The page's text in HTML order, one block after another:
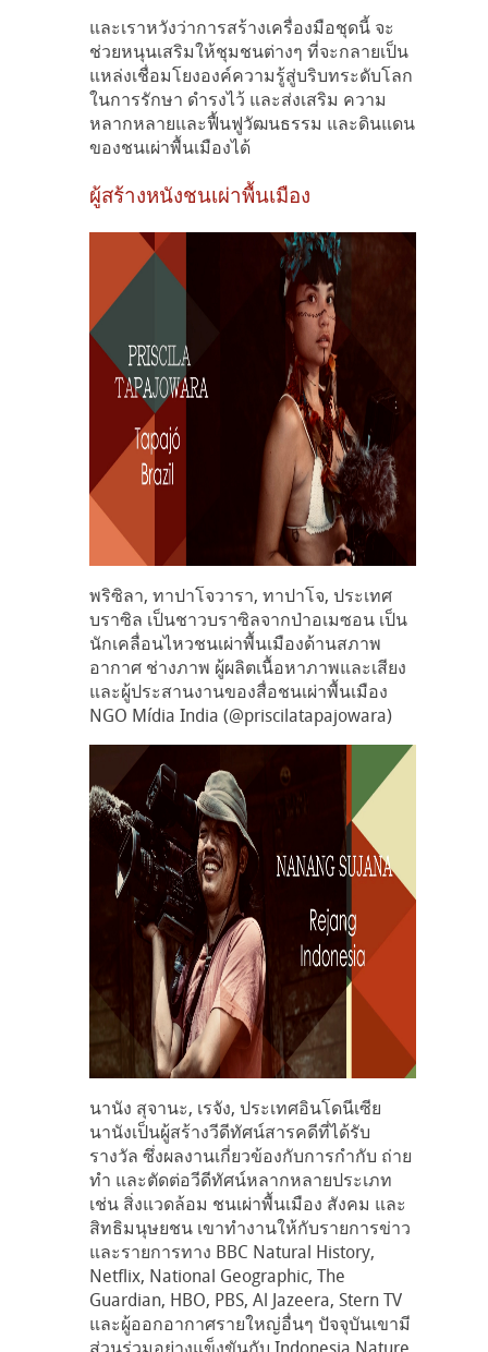
และเราหวังว่าการสร้างเครื่องมือชุดนี้ จะ
ช่วยหนุนเสริมให้ชุมชนต่างๆ ที่จะกลายเป็น
แหล่งเชื่อมโยงองค์ความรู้สู่บริบทระดับโลก
ในการรักษา ดำรงไว้ และส่งเสริม ความ
หลากหลายและฟื้นฟูวัฒนธรรม และดินแดน
ของชนเผ่าพื้นเมืองได้
ผู้สร้างหนังชนเผ่าพื้นเมือง
พริซิลา, ทาปาโจวารา, ทาปาโจ, ประเทศ
บราซิล เป็นชาวบราซิลจากป่าอเมซอน เป็น
นักเคลื่อนไหวชนเผ่าพื้นเมืองด้านสภาพ
อากาศ ช่างภาพ ผู้ผลิตเนื้อหาภาพและเสียง
และผู้ประสานงานของสื่อชนเผ่าพื้นเมือง
NGO Mídia India (@priscilatapajowara)
นานัง สุจานะ, เรจัง, ประเทศอินโดนีเซีย
นานังเป็นผู้สร้างวีดีทัศน์สารคดีที่ได้รับ
รางวัล ซึ่งผลงานเกี่ยวข้องกับการกำกับ ถ่าย
ทำ และตัดต่อวีดีทัศน์หลากหลายประเภท
เช่น สิ่งแวดล้อม ชนเผ่าพื้นเมือง สังคม และ
สิทธิมนุษยชน เขาทำงานให้กับรายการข่าว
และรายการทาง BBC Natural History,
Netflix, National Geographic, The
Guardian, HBO, PBS, Al Jazeera, Stern TV
และผู้ออกอากาศรายใหญ่อื่นๆ ปัจจุบันเขามี